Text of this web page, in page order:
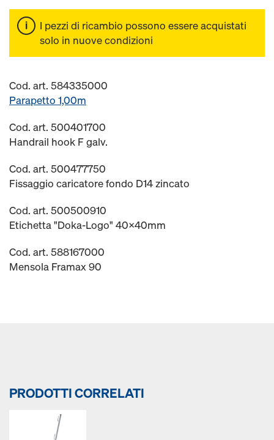
I pezzi di ricambio possono essere acquistati
solo in nuove condizioni
Cod. art. 584335000
Parapetto 1,00m
Cod. art. 500401700
Handrail hook F galv.
Cod. art. 500477750
Fissaggio caricatore fondo D14 zincato
Cod. art. 500500910
Etichetta "Doka-Logo" 40x40mm
Cod. art. 588167000
Mensola Framax 90
PRODOTTI CORRELATI